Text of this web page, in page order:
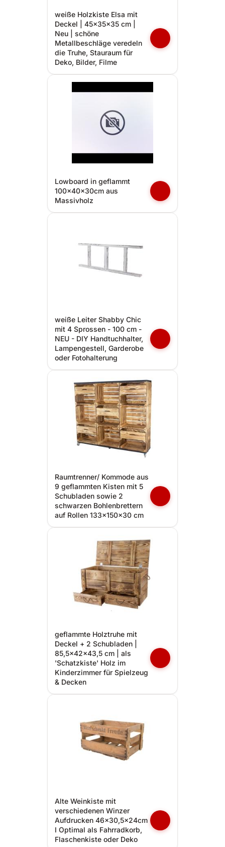
weiße Holzkiste Elsa mit
Deckel | 45x35x35 cm |
Neu | schöne
Metallbeschläge veredeln
die Truhe, Stauraum für
Deko, Bilder, Filme
Lowboard in geflammt
100x40x30cm aus
Massivholz
weiße Leiter Shabby Chic
mit 4 Sprossen - 100 cm -
NEU - DIY Handtuchhalter,
Lampengestell, Garderobe
oder Fotohalterung
Raumtrenner/ Kommode aus
9 geflammten Kisten mit 5
Schubladen sowie 2
schwarzen Bohlenbrettern
auf Rollen 133x150x30 cm
geflammte Holztruhe mit
Deckel + 2 Schubladen |
85,5x42x43,5 cm | als
'Schatzkiste' Holz im
Kinderzimmer für Spielzeug
& Decken
Alte Weinkiste mit
verschiedenen Winzer
Aufdrucken 46x30,5x24cm
I Optimal als Fahrradkorb,
Flaschenkiste oder Deko